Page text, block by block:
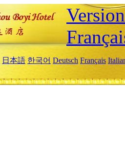
日本語 한국어 Deutsch Français